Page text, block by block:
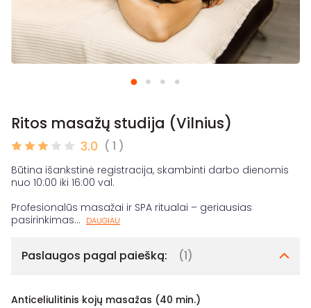
Ritos masažų studija (Vilnius)
3.0 ( 1 )
Būtina išankstinė registracija, skambinti darbo dienomis
nuo 10:00 iki 16:00 val.
Profesionalūs masažai ir SPA ritualai – geriausias
pasirinkimas... DAUGIAU
Paslaugos pagal paiešką: (1)
Anticeliulitinis kojų masažas (40 min.)